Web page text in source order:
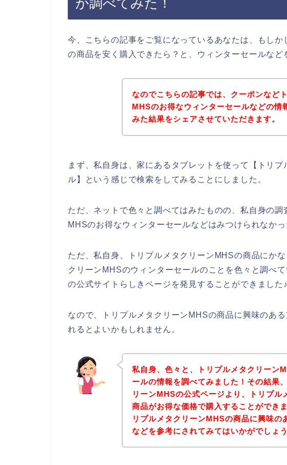
か調べてみた！
今、こちらの記事をご覧になっているあなたは、もし
の商品を安く購入できたら？と、ウィンターセールなど
なのでこちらの記事では、クーポンなど
MHSのお得なウィンターセールなどの情
みた結果をシェアさせていただきます。
まず、私自身は、家にあるタブレットを使って【トリ
ル】という感じで検索をしてみることにしました。
ただ、ネットで色々と調べてはみたものの、私自身の
MHSのお得なウィンターセールなどはみつけられなかっ
ただ、私自身、トリプルメタクリーンMHSの商品にか
クリーンMHSのウィンターセールのことを色々と調べ
の公式サイトらしきページを発見することができました♪
なので、トリプルメタクリーンMHSの商品に興味のあ
れるとよいかもしれません。
私自身、色々と、トリプルメタクリーン
ールの情報を調べてみました！その結果
リーンMHSの公式ページより、トリプル
商品がお得な価格で購入することができ
リプルメタクリーンMHSの商品に興味の
などを参考にされてみてはいかがでしょ